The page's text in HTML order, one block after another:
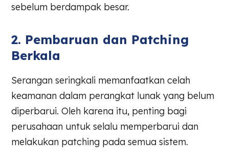
sebelum berdampak besar.
2. Pembaruan dan Patching
Berkala
Serangan seringkali memanfaatkan celah
keamanan dalam perangkat lunak yang belum
diperbarui. Oleh karena itu, penting bagi
perusahaan untuk selalu memperbarui dan
melakukan patching pada semua sistem.